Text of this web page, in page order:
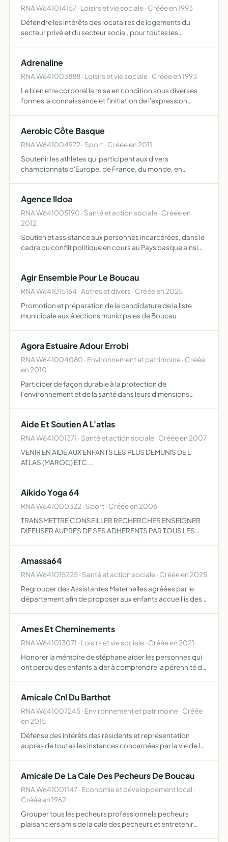
RNA W641014157 · Loisirs et vie sociale · Créée en 1993
Défendre les intérêts des locataires de logements du
secteur privé et du secteur social, pour toutes les
les int…
Adrenaline
RNA W641003888 · Loisirs et vie sociale · Créée en 1993
Le bien etre corporel la mise en condition sous diverses
formes la connaissance et l'initiation de l'expression
Aerobic Côte Basque
RNA W641004972 · Sport · Créée en 2011
Soutenir les athlètes qui participent aux divers
championnats d'Europe, de France, du monde, en
Agence Ildoa
RNA W641005190 · Santé et action sociale · Créée en
2012
Soutien et assistance aux personnes incarcérées, dans le
cadre du conflit politique en cours au Pays basque ainsi
Agir Ensemble Pour Le Boucau
RNA W641015164 · Autres et divers · Créée en 2025
Promotion et préparation de la candidature de la liste
municipale aux élections municipales de Boucau
Agora Estuaire Adour Errobi
RNA W641004080 · Environnement et patrimoine · Créée
en 2010
Participer de façon durable à la protection de
l'environnement et de la santé dans leurs dimensions
Aide Et Soutien A L'atlas
RNA W641001371 · Santé et action sociale · Créée en 2007
VENIR EN AIDE AUX ENFANTS LES PLUS DEMUNIS DE L
ATLAS (MAROC) ETC...
Aikido Yoga 64
RNA W641000322 · Sport · Créée en 2006
TRANSMETTRE CONSEILLER RECHERCHER ENSEIGNER
DIFFUSER AUPRES DE SES ADHERENTS PAR TOUS LES
SUIVANTES ETC...
Amassa64
RNA W641015225 · Santé et action sociale · Créée en 2025
Regrouper des Assistantes Maternelles agréées par le
département afin de proposer aux enfants accueillis des
Ames Et Cheminements
RNA W641013071 · Loisirs et vie sociale · Créée en 2021
Honorer la mémoire de stéphane aider les personnes qui
ont perdu des enfants aider à comprendre la pérennité de
Amicale Cnl Du Barthot
RNA W641007245 · Environnement et patrimoine · Créée
en 2015
Défense des intérêts des résidents et représentation
auprès de toutes les instances concernées par la vie de la
Amicale De La Cale Des Pecheurs De Boucau
RNA W641001147 · Economie et développement local ·
Créée en 1962
Grouper tous les pecheurs professionnels pecheurs
plaisanciers amis de la cale des pecheurs et entretenir